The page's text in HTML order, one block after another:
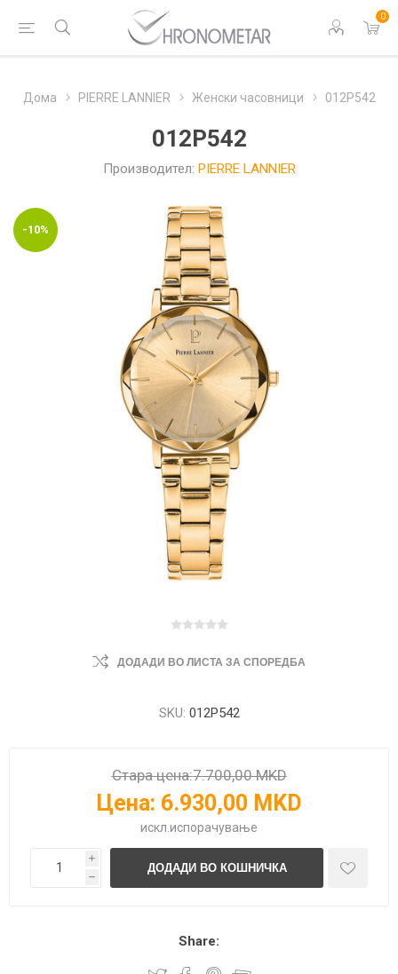
0
Дома PIERRE LANNIER Женски часовници 012P542
012P542
Производител: PIERRE LANNIER
-10%
ДОДАДИ ВО ЛИСТА ЗА СПОРЕДБА
SKU: 012P542
Стара цена:7.700,00 MKD
Цена: 6.930,00 MKD
искл. испорачување
i
h
Share: